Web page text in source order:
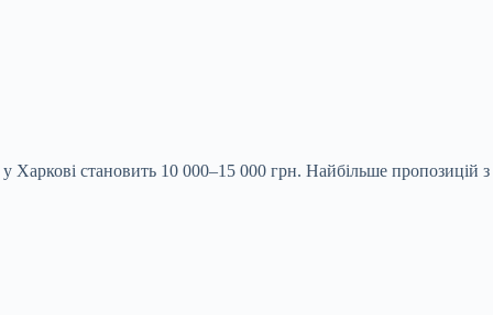
становить 10 000–15 000 грн. Найбільше пропозицій з